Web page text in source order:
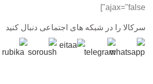
ajax="false"]
سرکالا را در شبکه های اجتماعی دنبال کنید